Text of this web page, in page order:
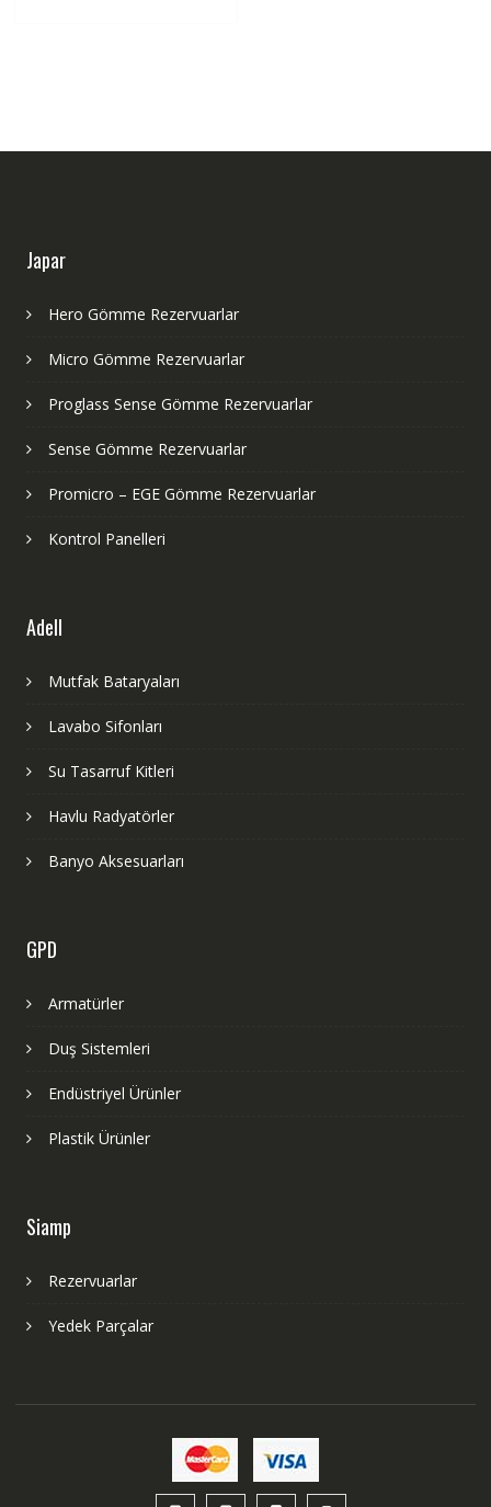
Japar
Hero Gömme Rezervuarlar
Micro Gömme Rezervuarlar
Proglass Sense Gömme Rezervuarlar
Sense Gömme Rezervuarlar
Promicro – EGE Gömme Rezervuarlar
Kontrol Panelleri
Adell
Mutfak Bataryaları
Lavabo Sifonları
Su Tasarruf Kitleri
Havlu Radyatörler
Banyo Aksesuarları
GPD
Armatürler
Duş Sistemleri
Endüstriyel Ürünler
Plastik Ürünler
Siamp
Rezervuarlar
Yedek Parçalar